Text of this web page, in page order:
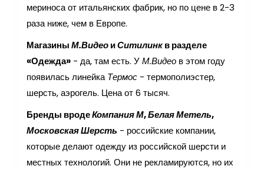
мериноса от итальянских фабрик, но по цене в 2-3
раза ниже, чем в Европе.
МагазиныМ.ВидеоиСитилинкв разделе
«Одежда» - да, там есть. УМ.Видео в этом году
появилась линейкаТермос - термополиэстер,
шерсть, аэрогель. Цена от 6 тысяч.
Бренды вродеКомпания М,Белая Метель,
Московская Шерсть - российские компании,
которые делают одежду из российской шерсти и
местных технологий. Они не рекламируются, но их